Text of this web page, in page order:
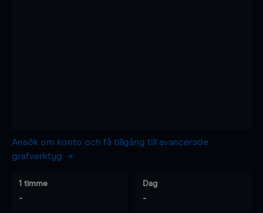
Ansök om konto och få tillgång till avancerade
grafverktyg
1 timme
-
Dag
-